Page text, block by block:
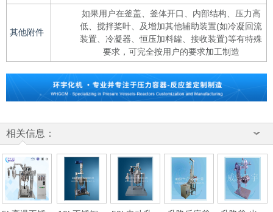
其他附件
如果用户在釜盖、釜体开口、内部结构、压力高
低、搅拌桨叶、及增加其他辅助装置(如冷凝回流
装置、冷凝器、恒压加料罐、接收装置)等有特殊
要求，可完全按用户的要求加工制造
相关信息：